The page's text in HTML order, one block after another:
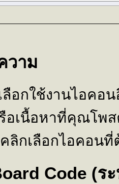
วาม
อกใช้งานไอคอ
เนื้อหาที่คุณโพส
ลิกเลือกไอคอนที่
Code (ร